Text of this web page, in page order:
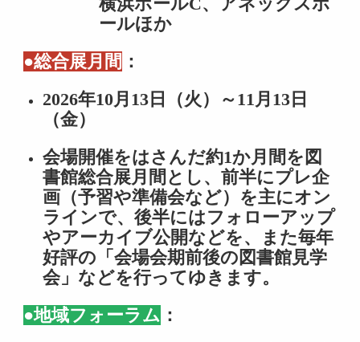
ールほか
●総合展月間 ：
2026年10月 13 日（火）～11月 13 日
（金）
会場開催をはさんだ約1か月間を図
書館総合展月間とし、前半にプレ企
画（予習や準備会など）を主にオン
ラインで、後半にはフォローアップ
やアーカイブ公開などを、また毎年
好評の「会場会期前後の図書館見学
会」などを行ってゆきます。
●地域フォーラム ：